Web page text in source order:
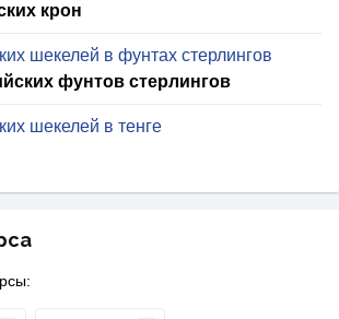
крон
шекелей в фунтах стерлингов
фунтов стерлингов
шекелей в тенге